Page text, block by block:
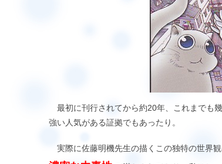
最初に刊行されてから約20年、これまでも
強い人気がある証拠でもあったり。
実際に佐藤明機先生の描くこの独特の世界